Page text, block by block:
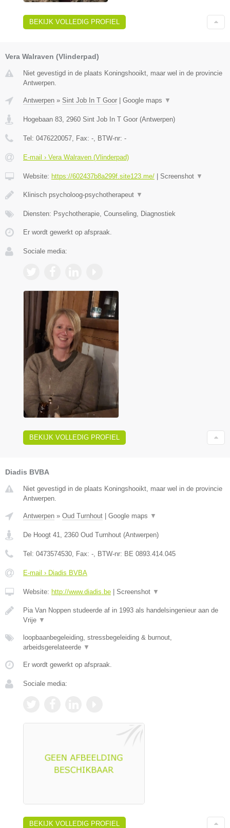
BEKIJK VOLLEDIG PROFIEL
Vera Walraven (Vlinderpad)
Niet gevestigd in de plaats Koningshooikt, maar wel in de provincie
Antwerpen.
Antwerpen » Sint Job In T Goor | Google maps ▼
Hogebaan 83 2960 Sint Job In T Goor (Antwerpen)
Tel: 0476220057 , Fax: - , BTW-nr: -
E-mail › Vera Walraven (Vlinderpad)
Website: https://602437b8a299f.site123.me/ | Screenshot ▼
Klinisch psycholoog-psychotherapeut ▼
Diensten: Psychotherapie, Counseling, Diagnostiek
Er wordt gewerkt op afspraak.
Sociale media:
BEKIJK VOLLEDIG PROFIEL
Diadis BVBA
Niet gevestigd in de plaats Koningshooikt, maar wel in de provincie
Antwerpen.
Antwerpen » Oud Turnhout Google maps ▼
De Hoogt 41 2360 Oud Turnhout (Antwerpen)
Tel: 0473574530 , Fax: - , BTW-nr: BE 0893.414.045
E-mail › Diadis BVBA
Website: http://www.diadis.be Screenshot ▼
Pia Van Noppen studeerde af in 1993 als handelsingenieur aan de
Vrije ▼
loopbaanbegeleiding, stressbegeleiding & burnout,
arbeidsgerelateerde ▼
Er wordt gewerkt op afspraak.
Sociale media:
BEKIJK VOLLEDIG PROFIEL